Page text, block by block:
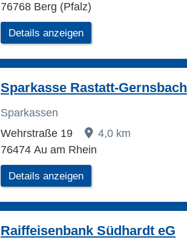
76768 Berg (Pfalz)
Details anzeigen
Sparkasse Rastatt-Gernsbach
Sparkassen
Wehrstraße 19
4,0 km
76474 Au am Rhein
Details anzeigen
Raiffeisenbank Südhardt eG